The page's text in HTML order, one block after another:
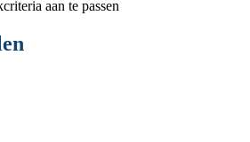
aan te passen